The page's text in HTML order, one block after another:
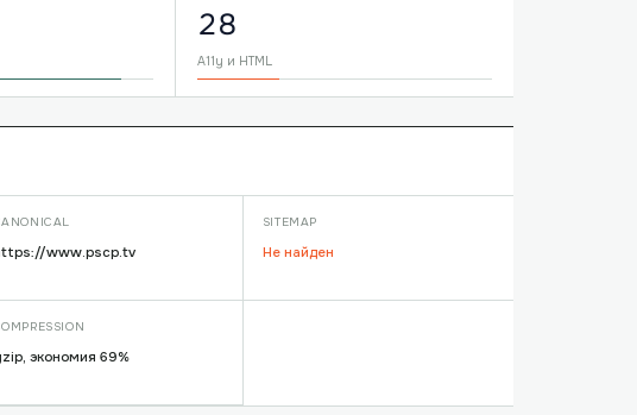
28
A11y и HTML
www.pscp.tv
SITEMAP
Не найден
экономия 69%